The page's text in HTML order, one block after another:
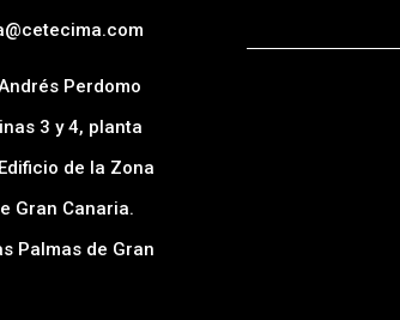
Perdomo
3 y 4, planta
de la Zona
Gran Canaria.
Palmas de Gran